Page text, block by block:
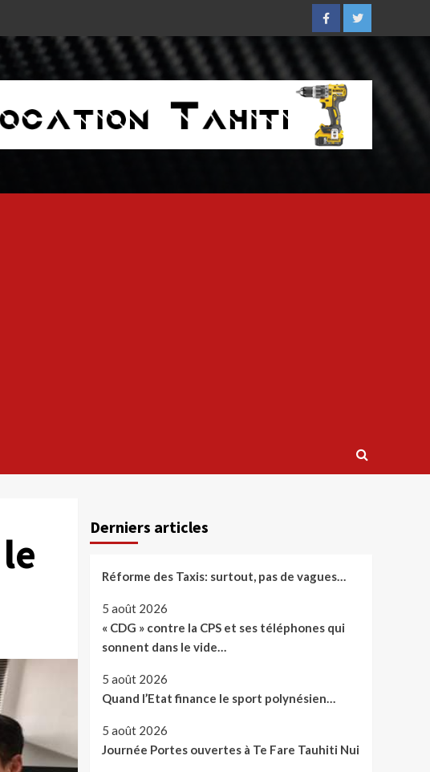
FacebookTwitter
Derniers articles
Réforme des Taxis: surtout, pas de vagues…
5 août 2026
« CDG » contre la CPS et ses téléphones qui
sonnent dans le vide…
5 août 2026
Quand l’Etat finance le sport polynésien…
5 août 2026
Journée Portes ouvertes à Te Fare Tauhiti Nui